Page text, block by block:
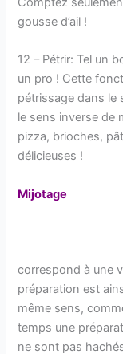
gousse d’ail !
12 – Pétrir: Tel un
un pro ! Cette
pétrissage dans le
le sens inverse de
pizza, brioches,
délicieuses !
Mijotage
correspond à une
préparation est
même sens,
temps une
ne sont pas